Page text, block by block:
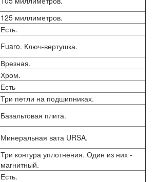
125 миллиметров.
Есть.
Fuaro. Ключ-вертушка.
Врезная.
Хром.
Есть
Три петли на подшипниках.
Базальтовая плита.
Минеральная вата URSA.
Три контура уплотнения. Один из них -
магнитный.
Есть.